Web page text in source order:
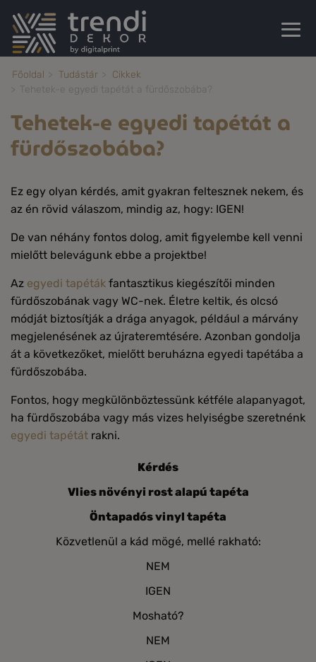
Főoldal Tudástár
Cikkek
Tehetek-e egyedi tapétát a fürdőszobába?
Tehetek-e egyedi tapétát a
fürdőszobába?
Ez egy olyan kérdés, amit gyakran feltesznek nekem, és
az én rövid válaszom, mindig az, hogy: IGEN!
De van néhány fontos dolog, amit figyelembe kell venni
mielőtt belevágunk ebbe a projektbe!
Az egyedi tapéták fantasztikus kiegészítői minden
fürdőszobának vagy WC-nek. Életre keltik, és olcsó
módját biztosítják a drága anyagok, például a márvány
megjelenésének az újrateremtésére. Azonban gondolja
át a következőket, mielőtt beruházna egyedi tapétába a
fürdőszobába.
Fontos, hogy megkülönböztessünk kétféle alapanyagot,
ha fürdőszobába vagy más vizes helyiségbe szeretnénk
egyedi tapétát rakni.
Kérdés
Vlies növényi rost alapú tapéta
Öntapadós vinyl tapéta
Közvetlenül a kád mögé, mellé rakható:
NEM
IGEN
Mosható?
NEM